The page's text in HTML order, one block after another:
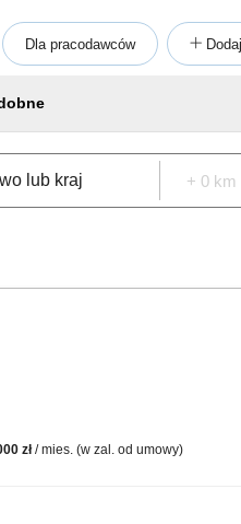
Dla pracodawców
zł/ mies. (w zal. od umowy)